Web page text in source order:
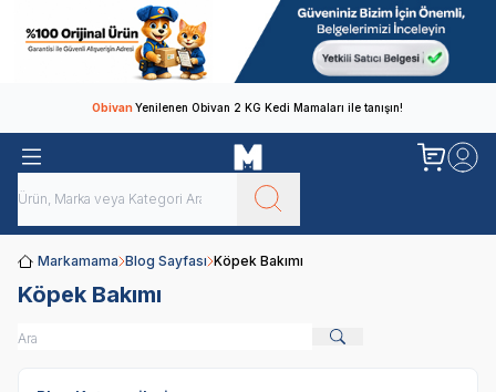
ObivanYenilenen Obivan 2 KG Kedi Mamaları ile tanışın!
Markamama Blog Sayfası Köpek Bakımı
Köpek Bakımı